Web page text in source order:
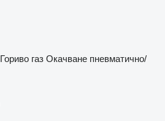
Гориво газ Окачване пневматично/